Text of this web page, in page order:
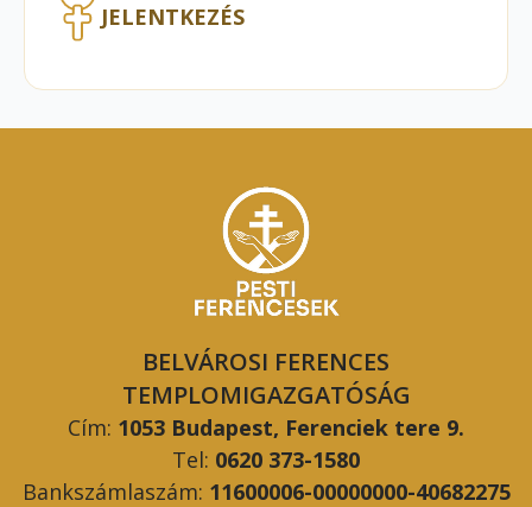
JELENTKEZÉS
BELVÁROSI FERENCES
TEMPLOMIGAZGATÓSÁG
Cím: 1053 Budapest, Ferenciek tere 9.
Tel: 0620 373-1580
Bankszámlaszám: 11600006-00000000-40682275